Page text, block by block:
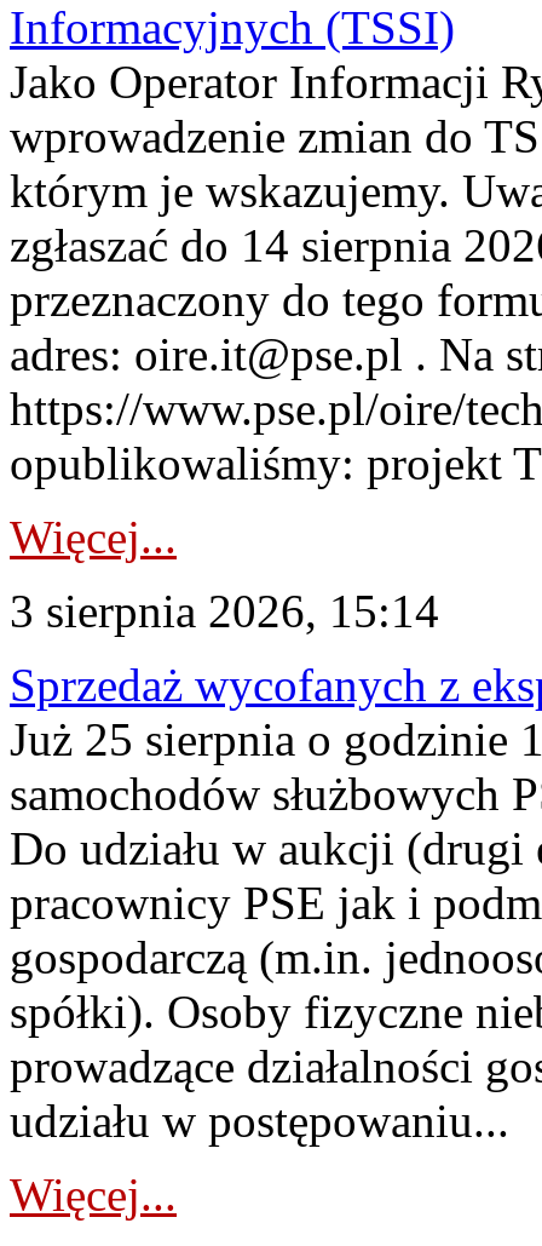
Informacyjnych (TSSI)
Jako Operator Informacji
wprowadzenie zmian do
którym je wskazujemy.
zgłaszać do 14 sierpnia
przeznaczony do tego
adres: oire.it@pse.pl . Na
https://www.pse.pl/oire/
opublikowaliśmy: projekt
Więcej...
3 sierpnia 2026, 15:14
Sprzedaż wycofanych z
Już 25 sierpnia o godzinie
samochodów służbowych
Do udziału w aukcji (drugi
pracownicy PSE jak i
gospodarczą (m.in.
spółki). Osoby fizyczne
prowadzące działalności
udziału w postępowaniu...
Więcej...